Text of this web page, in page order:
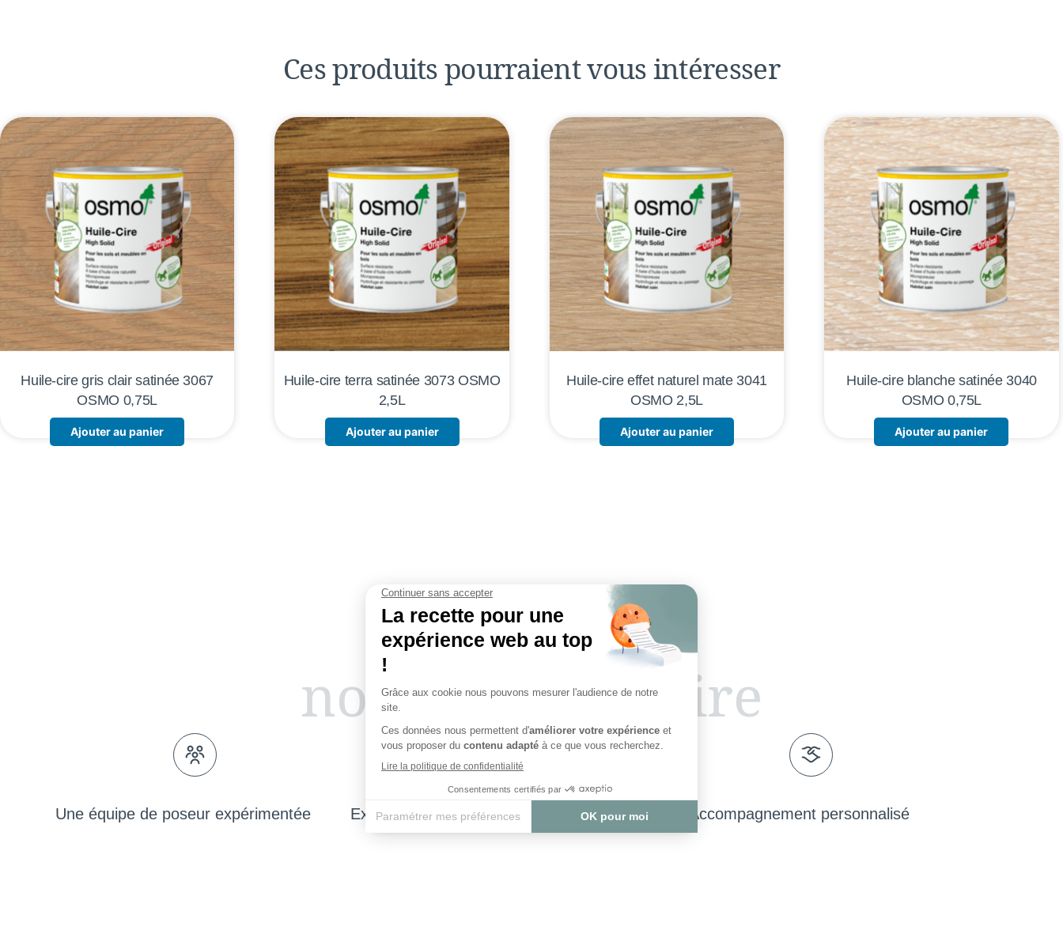
Ces produits pourraientvous intéresser
Huile-cire gris clair satinée 3067
OSMO 0,75L
Ajouter au panier
Huile-cire terra satinée 3073 OSMO
2,5L
Ajouter au panier
Huile-cire effet naturel mate 3041
OSMO 2,5L
Ajouter au panier
Huile-cire blanche satinée 3040
OSMO 0,75L
Ajouter au panier
notre savoir-faire
Une équipe de poseur expérimentée Expert en Parquets Bois, Stratifié et Vinyle Accompagnement personnalisé